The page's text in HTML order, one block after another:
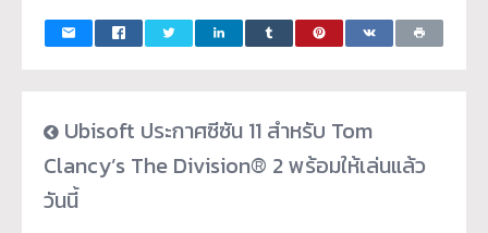
Ubisoft ประกาศซีซัน 11 สำหรับ Tom
Clancy’s The Division® 2 พร้อมให้เล่นแล้ว
วันนี้